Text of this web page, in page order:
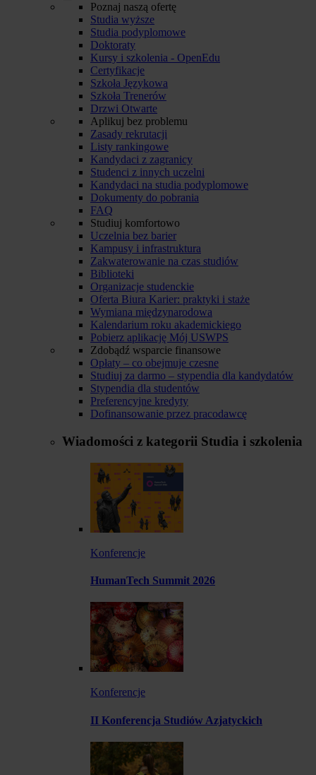
Poznaj naszą ofertę
Studia wyższe
Studia podyplomowe
Doktoraty
Kursy i szkolenia - OpenEdu
Certyfikacje
Szkoła Językowa
Szkoła Trenerów
Drzwi Otwarte
Aplikuj bez problemu
Zasady rekrutacji
Listy rankingowe
Kandydaci z zagranicy
Studenci z innych uczelni
Kandydaci na studia podyplomowe
Dokumenty do pobrania
FAQ
Studiuj komfortowo
Uczelnia bez barier
Kampusy i infrastruktura
Zakwaterowanie na czas studiów
Biblioteki
Organizacje studenckie
Oferta Biura Karier: praktyki i staże
Wymiana międzynarodowa
Kalendarium roku akademickiego
Pobierz aplikację Mój USWPS
Zdobądź wsparcie finansowe
Opłaty – co obejmuje czesne
Studiuj za darmo – stypendia dla kandydatów
Stypendia dla studentów
Preferencyjne kredyty
Dofinansowanie przez pracodawcę
Wiadomości z kategorii Studia i szkolenia
Konferencje
HumanTech Summit 2026
Konferencje
II Konferencja Studiów Azjatyckich